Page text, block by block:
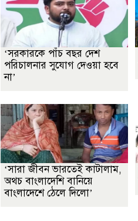
‘সরকারকে পাঁচ বছর দেশ
পরিচালনার সুযোগ দেওয়া হবে
না’
‘সারা জীবন ভারতেই কাটালাম,
অথচ বাংলাদেশি বানিয়ে
বাংলাদেশে ঠেলে দিলো’